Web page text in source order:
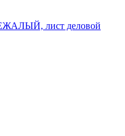
лист деловой